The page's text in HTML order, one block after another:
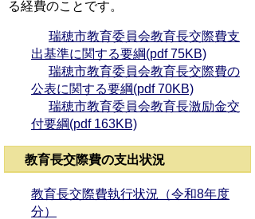
る経費のことです。
瑞穂市教育委員会教育長交際費支
出基準に関する要綱(pdf 75KB)
瑞穂市教育委員会教育長交際費の
公表に関する要綱(pdf 70KB)
瑞穂市教育委員会教育長激励金交
付要綱(pdf 163KB)
教育長交際費の支出状況
教育長交際費執行状況（令和8年度
分）